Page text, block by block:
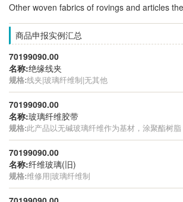
Other woven fabrics of rovings and articles
商品申报实例汇总
70199090.00
名称:绝缘线夹
规格:线夹|玻璃纤维制|无其他
70199090.00
名称:玻璃纤维胶带
规格:此产品以无碱玻璃纤维作为基材，涂聚酯树
70199090.00
名称:纤维玻璃(旧)
规格:维修用|玻璃纤维制